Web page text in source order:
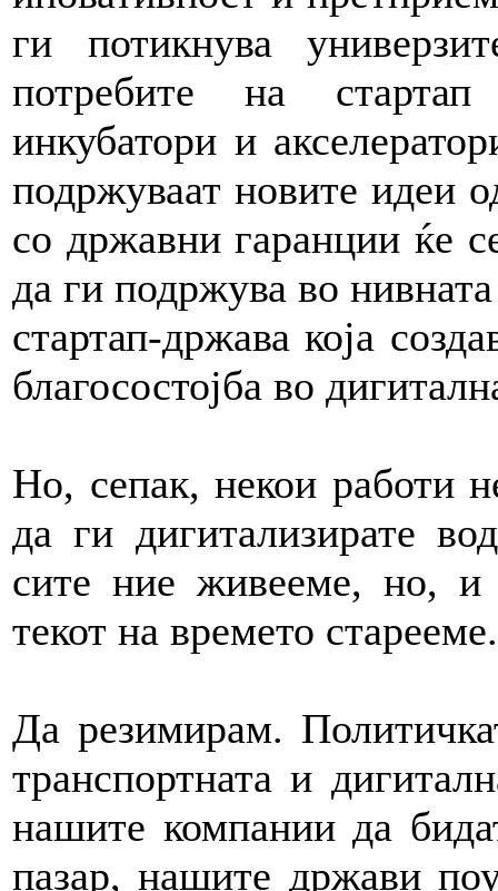
ги потикнува
потребите на стартап
инкубатори и
подржуваат новите идеи
со државни гаранции ќе
да ги подржува во
стартап-држава која
благосостојба во
Но, сепак, некои работи
да ги дигитализирате
сите ние живееме, но, и
текот на времето старееме.
Да резимирам.
транспортната и
нашите компании да
пазар, нашите држави